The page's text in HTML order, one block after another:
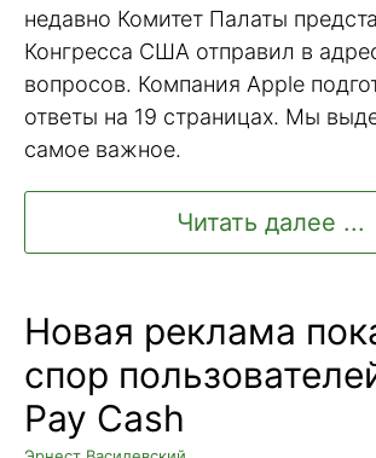
недавно Комитет Палаты
Конгресса США отправил в
вопросов. Компания Apple
ответы на 19 страницах. Мы
самое важное.
Читать далее ...
Новая реклама
спор
Pay Cash